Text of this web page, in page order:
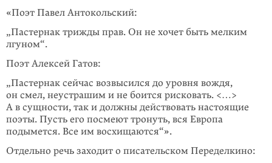
«Поэт Павел Антокольский:
„Пастернак трижды прав. Он не хочет быть мелким
лгуном“.
Поэт Алексей Гатов:
„Пастернак сейчас возвысился до уровня вождя,
он смел, неустрашим и не боится рисковать. <…>
А в сущности, так и должны действовать настоящие
поэты. Пусть его посмеют тронуть, вся Европа
подымется. Все им восхищаются“».
Отдельно речь заходит о писательском Переделкино: